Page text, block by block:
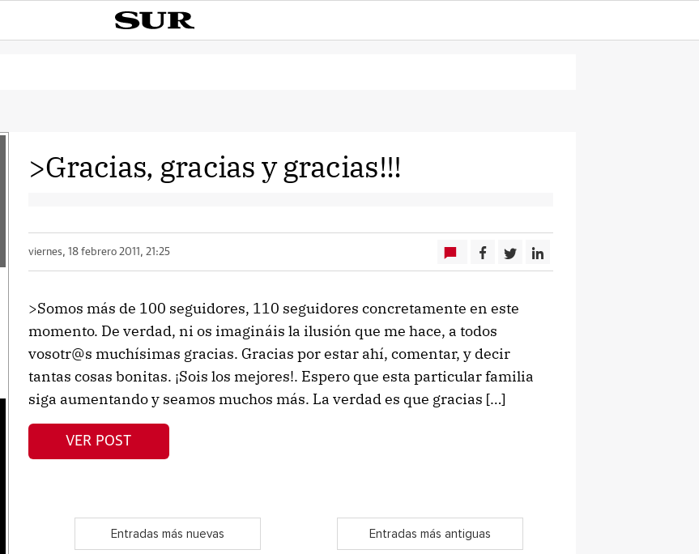
>Gracias, gracias y gracias!!!
viernes, 18 febrero 2011, 21:25
>Somos más de 100 seguidores, 110 seguidores concretamente en este
momento. De verdad, ni os imagináis la ilusión que me hace, a todos
vosotr@s muchísimas gracias. Gracias por estar ahí, comentar, y decir
tantas cosas bonitas. ¡Sois los mejores!. Espero que esta particular familia
siga aumentando y seamos muchos más. La verdad es que gracias […]
VER POST
Entradas más nuevas Entradas más antiguas